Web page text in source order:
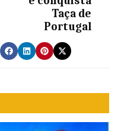
Taça de
Portugal